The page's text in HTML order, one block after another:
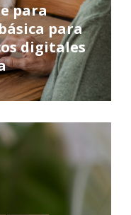
para
para
digitales